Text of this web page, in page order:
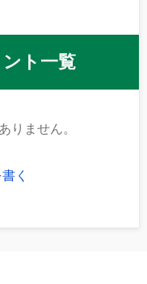
ト一覧
りません。
く